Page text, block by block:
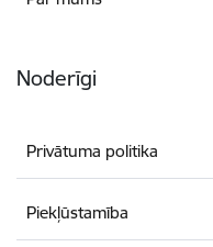
Noderīgi
Privātuma politika
Piekļūstamība